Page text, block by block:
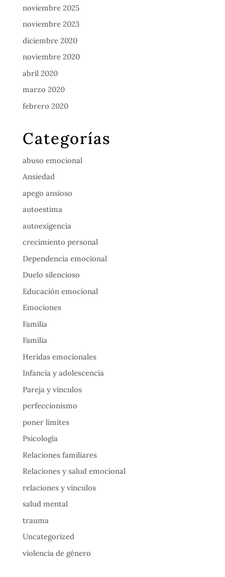
noviembre 2025
noviembre 2023
diciembre 2020
noviembre 2020
abril 2020
marzo 2020
febrero 2020
Categorías
abuso emocional
Ansiedad
apego ansioso
autoestima
autoexigencia
crecimiento personal
Dependencia emocional
Duelo silencioso
Educación emocional
Emociones
Familia
Familia
Heridas emocionales
Infancia y adolescencia
Pareja y vínculos
perfeccionismo
poner límites
Psicología
Relaciones familiares
Relaciones y salud emocional
relaciones y vínculos
salud mental
trauma
Uncategorized
violencia de género